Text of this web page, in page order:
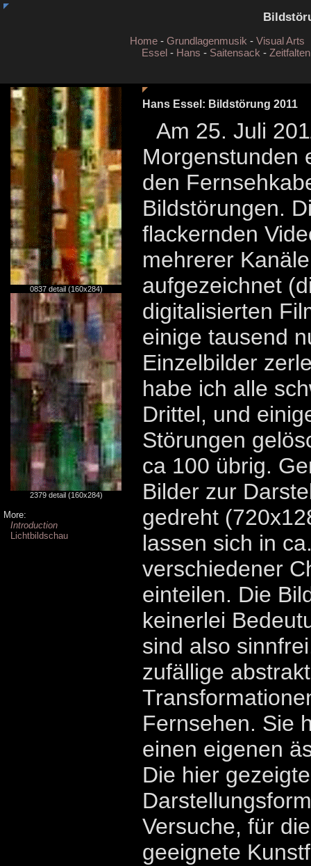
Home- Grundlagenmusik - Visual Arts
Essel - Hans - Saitensack - Zeitfalten
0837 detail (160x284)
2379 detail (160x284)
More:
Introduction
Lichtbildschau
Hans Essel: Bildstörung 2011
Am 25. Juli
Morgenstunden
den
Bildstörungen.
flackernden
mehrerer
aufgezeichnet
digitalisierten
einige tausend
Einzelbilder
habe ich alle
Drittel, und
Störungen
ca 100 übrig.
Bilder zur
gedreht
lassen sich in
verschiedener
einteilen. Die
keinerlei
sind also
zufällige
Fernsehen. Sie
einen eigenen
Die hier
Versuche, für
geeignete